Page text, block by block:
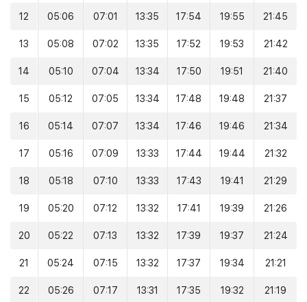
12 05:06 07:01 13:35 17:54 19:55 21:45
13 05:08 07:02 13:35 17:52 19:53 21:42
14 05:10 07:04 13:34 17:50 19:51 21:40
15 05:12 07:05 13:34 17:48 19:48 21:37
16 05:14 07:07 13:34 17:46 19:46 21:34
17 05:16 07:09 13:33 17:44 19:44 21:32
18 05:18 07:10 13:33 17:43 19:41 21:29
19 05:20 07:12 13:32 17:41 19:39 21:26
20 05:22 07:13 13:32 17:39 19:37 21:24
21 05:24 07:15 13:32 17:37 19:34 21:21
22 05:26 07:17 13:31 17:35 19:32 21:19